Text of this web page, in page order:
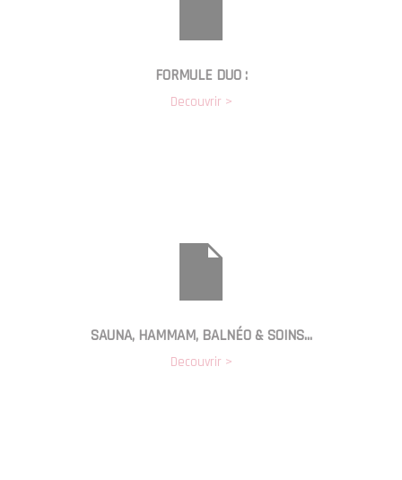
FORMULE DUO :
Decouvrir >
SAUNA, HAMMAM, BALNÉO & SOINS…
Decouvrir >